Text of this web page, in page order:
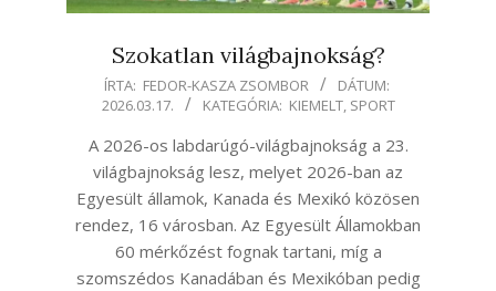
Szokatlan világbajnokság?
2026-ÍRTA: FEDOR-KASZA ZSOMBOR
DÁTUM:
2026.03.17.
KATEGÓRIA: KIEMELT, SPORT
A 2026-os labdarúgó-világbajnokság a 23.
világbajnokság lesz, melyet 2026-ban az
Egyesült államok, Kanada és Mexikó közösen
rendez, 16 városban. Az Egyesült Államokban
60 mérkőzést fognak tartani, míg a
szomszédos Kanadában és Mexikóban pedig